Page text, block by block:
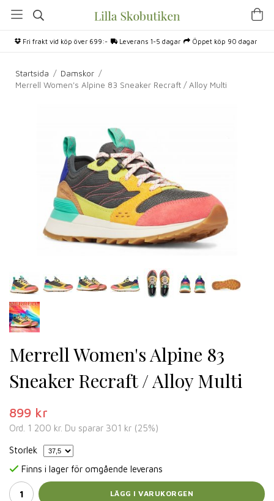
Fri frakt vid köp över 699:- Leverans 1-5 dagar Öppet köp 90 dagar
Startsida / Damskor /
Merrell Women's Alpine 83 Sneaker Recraft / Alloy Multi
Merrell Women's Alpine 83
Sneaker Recraft / Alloy Multi
899 kr
Ord. 1 200 kr. Du sparar 301 kr (25%)
Storlek
Finns i lager för omgående leverans
LÄGG I VARUKORGEN